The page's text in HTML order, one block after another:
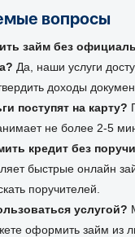
вопросы
займ без
Да, наши услуги
доходы
поступят на карту?
не более 2-5
кредит без
быстрые онлайн
поручителей.
услугой?
оформить займ из